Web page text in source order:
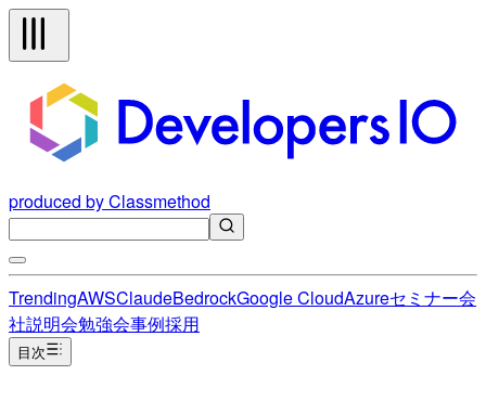
produced by Classmethod
TrendingAWSClaudeBedrockGoogle CloudAzureセミナー会
社説明会勉強会事例採用
目次